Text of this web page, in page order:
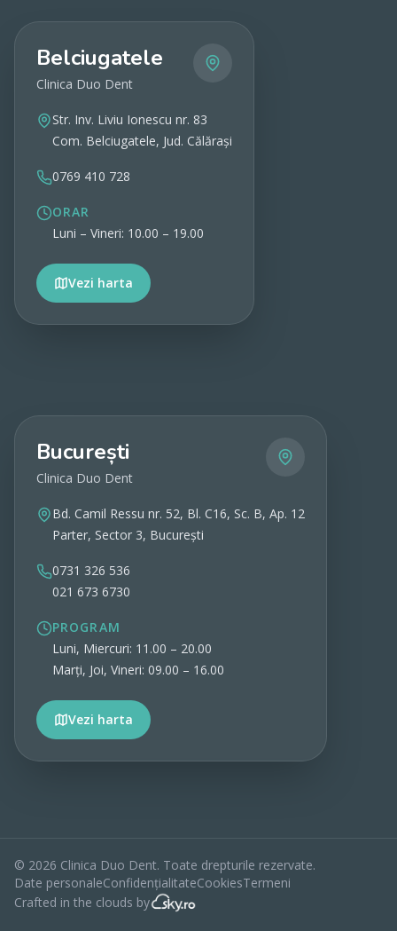
Belciugatele
Clinica Duo Dent
Str. Inv. Liviu Ionescu nr. 83
Com. Belciugatele, Jud. Călărași
0769 410 728
ORAR
Luni – Vineri: 10.00 – 19.00
Vezi harta
Vezi detalii
București
Clinica Duo Dent
Bd. Camil Ressu nr. 52, Bl. C16, Sc. B, Ap. 12
Parter, Sector 3, București
0731 326 536
021 673 6730
PROGRAM
Luni, Miercuri: 11.00 – 20.00
Marți, Joi, Vineri: 09.00 – 16.00
Vezi harta
© 2026 Clinica Duo Dent. Toate drepturile rezervate.
Date personaleConfidențialitateCookiesTermeni
Crafted in the clouds by